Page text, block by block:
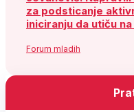
za podsticanje
iniciranju da utiču
Forum mladih